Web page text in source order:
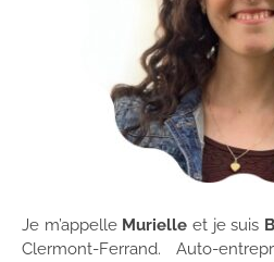
Je m’appelle Murielle et je suis
Clermont-Ferrand. Auto-